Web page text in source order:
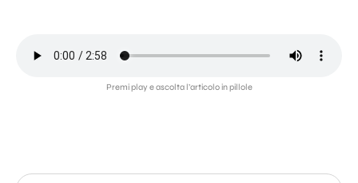
Premi play e ascolta l’articolo in pillole